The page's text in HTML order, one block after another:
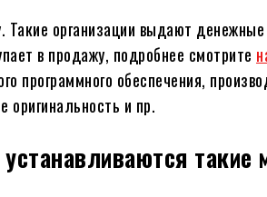
организации выдают
в продажу, подробнее смотрите
обеспечения,
оригинальность и пр.
такие